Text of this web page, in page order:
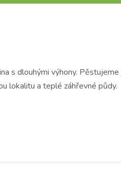
s dlouhými výhony.
lokalitu a teplé záhřevné půdy.